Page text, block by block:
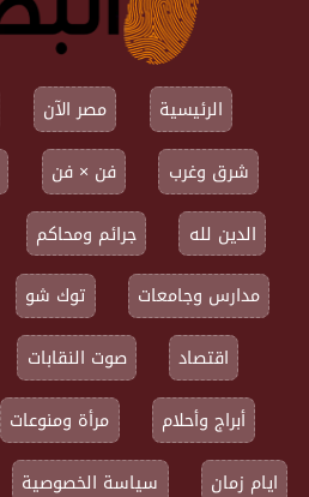
الرئيسية مصر الآن
شرق وغرب
فن × فن
الدين لله
جرائم ومحاكم
مدارس وجامعات
توك شو
اقتصاد
صوت النقابات
أبراج وأحلام
مرأة ومنوعات
ايام زمان
سياسة الخصوصية